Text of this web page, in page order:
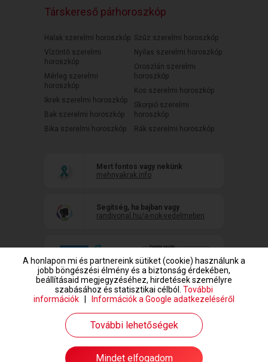
Társkereső párhoroszkóp
Halak szerelmi horoszkóp
Vízöntő szerelmi
horoszkóp
Mérleg szerelmi
horoszkóp
Ikrek szerelmi horoszkóp
Bak szerelmi horoszkóp
Bika szerelmi horoszkóp
Szűz szerelmi horoszkóp
Nyilas szerelmi horoszkóp
Oroszlán szerelmi
horoszkóp
Kos szerelmi horoszkóp
Skorpió szerelmi
horoszkóp
Rák szerelmi horoszkóp
Mert fontos vagy nekünk
mehnyakrak.info
Segítség, ha bajban vagy
randivonal.hu/a-nok-vedelmeben
www.randivonal.hu © Copyright 1999-2026 Dating Central Europe Zrt.
A honlapon mi és partnereink sütiket (cookie) használunk a
jobb böngészési élmény és a biztonság érdekében,
beállításaid megjegyzéséhez, hirdetések személyre
szabásához és statisztikai célból. További
információk
Információk a Google adatkezeléséről
További lehetőségek
Mindet elfogadom